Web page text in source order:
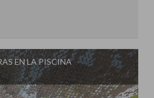
EN LA PISCINA